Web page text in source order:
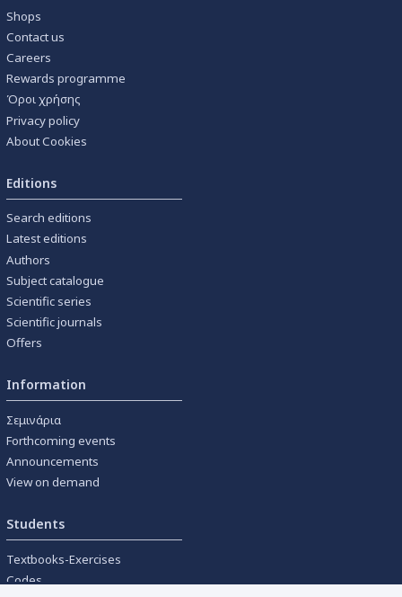
Shops
Contact us
Careers
Rewards programme
Όροι χρήσης
Privacy policy
About Cookies
Editions
Search editions
Latest editions
Authors
Subject catalogue
Scientific series
Scientific journals
Offers
Information
Σεμινάρια
Forthcoming events
Announcements
View on demand
Students
Textbooks-Exercises
Codes